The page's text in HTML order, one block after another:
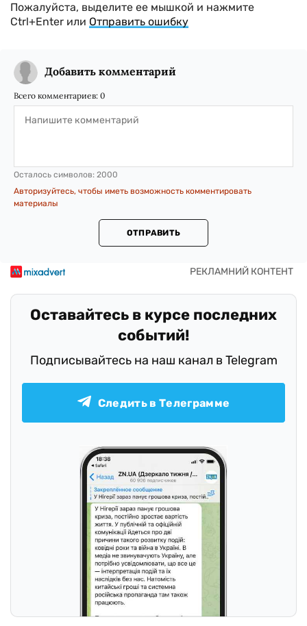
Пожалуйста, выделите ее мышкой и нажмите
Ctrl+Enter или Отправить ошибку
Добавить комментарий
Всего комментариев: 0
Осталось символов: 2000
Авторизуйтесь, чтобы иметь возможность комментировать
материалы
ОТПРАВИТЬ
Оставайтесь в курсе последних
событий!
Подписывайтесь на наш канал в Telegram
Следить в Телеграмме